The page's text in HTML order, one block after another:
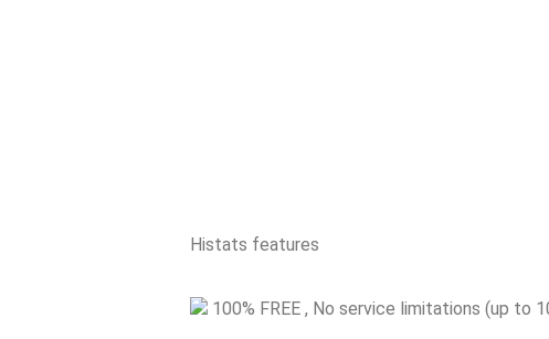
Histats features
100% FREE , No service limitations (up to